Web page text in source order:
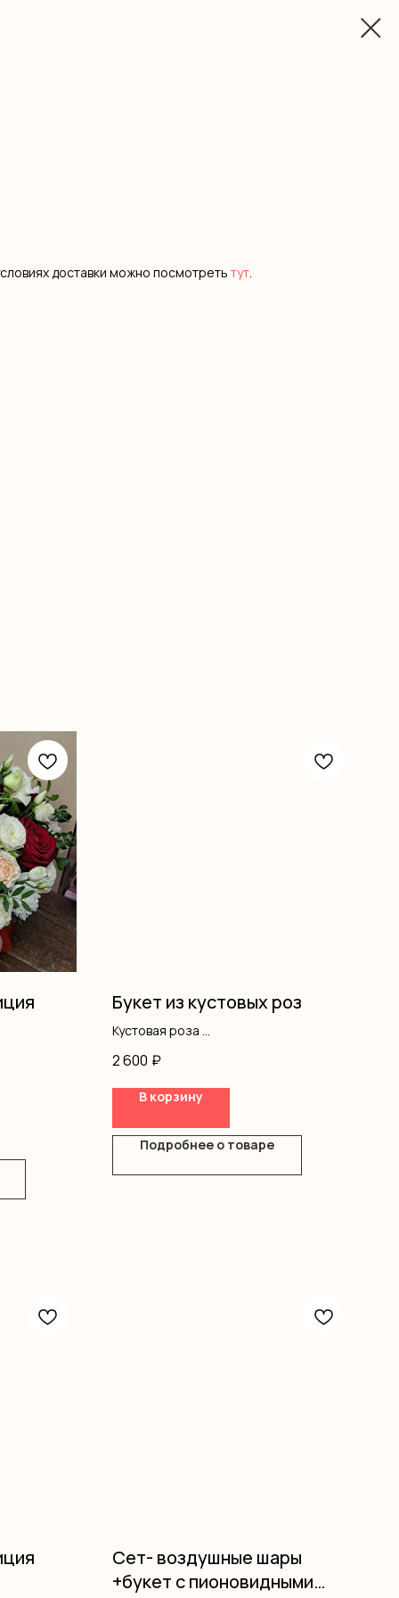
доставки можно посмотреть тут
Букет из кустовых роз
Кустовая роза
2 600 ₽
В корзину
Подробнее о товаре
Сет- воздушные шары
+букет с пионовидными